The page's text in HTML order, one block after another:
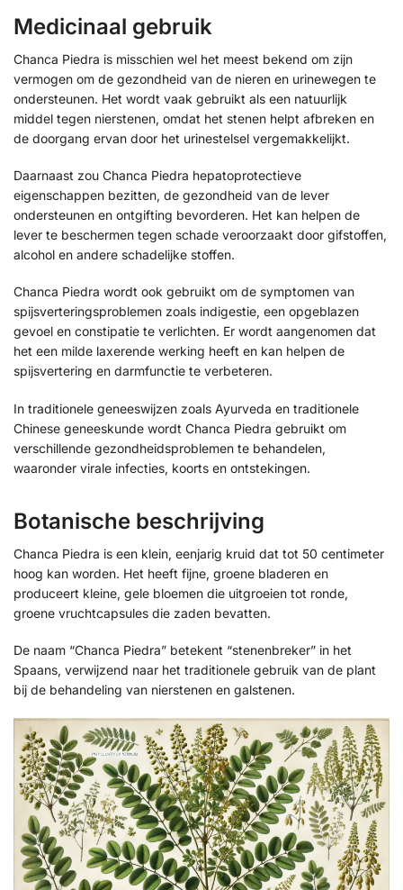
Medicinaal gebruik
Chanca Piedra is misschien wel het meest bekend om zijn
vermogen om de gezondheid van de nieren en urinewegen te
ondersteunen. Het wordt vaak gebruikt als een natuurlijk
middel tegen nierstenen, omdat het stenen helpt afbreken en
de doorgang ervan door het urinestelsel vergemakkelijkt.
Daarnaast zou Chanca Piedra hepatoprotectieve
eigenschappen bezitten, de gezondheid van de lever
ondersteunen en ontgifting bevorderen. Het kan helpen de
lever te beschermen tegen schade veroorzaakt door gifstoffen,
alcohol en andere schadelijke stoffen.
Chanca Piedra wordt ook gebruikt om de symptomen van
spijsverteringsproblemen zoals indigestie, een opgeblazen
gevoel en constipatie te verlichten. Er wordt aangenomen dat
het een milde laxerende werking heeft en kan helpen de
spijsvertering en darmfunctie te verbeteren.
In traditionele geneeswijzen zoals Ayurveda en traditionele
Chinese geneeskunde wordt Chanca Piedra gebruikt om
verschillende gezondheidsproblemen te behandelen,
waaronder virale infecties, koorts en ontstekingen.
Botanische beschrijving
Chanca Piedra is een klein, eenjarig kruid dat tot 50 centimeter
hoog kan worden. Het heeft fijne, groene bladeren en
produceert kleine, gele bloemen die uitgroeien tot ronde,
groene vruchtcapsules die zaden bevatten.
De naam “Chanca Piedra” betekent “stenenbreker” in het
Spaans, verwijzend naar het traditionele gebruik van de plant
bij de behandeling van nierstenen en galstenen.